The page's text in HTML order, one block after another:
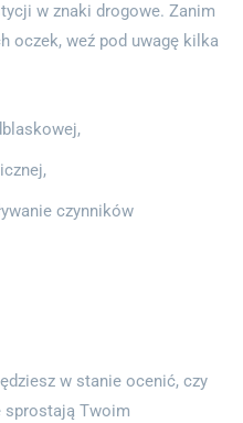
w znaki drogowe. Zanim
oczek, weź pod uwagę kilka
czynników
w stanie ocenić, czy
sprostają Twoim